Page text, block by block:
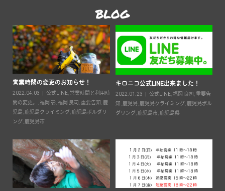
BLOG
営業時間の変更のお知らせ！
2022.04.03 公式LINE, 営業時間と利用時
間の変更。
,福岡 彰,福岡 良司 , 重要告知 ,鹿
児島,鹿児島クライミング ,鹿児島ボルダリ
ング ,鹿児島市
キロニコ公式LINE出来ました！
2022.01.23 公式LINE, 福岡 良司
重要告
知
鹿児島 鹿児島クライミング, 鹿児島ボル
ダリング, 鹿児島市, 鹿児島県